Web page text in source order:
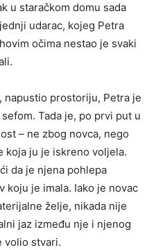
u staračkom domu sada
udarac, kojeg Petra
očima nestao je svaki
napustio prostoriju, Petra je
Tada je, po prvi put u
– ne zbog novca, nego
koja ju je iskreno voljela.
da je njena pohlepa
koju je imala. Iako je novac
želje, nikada nije
jaz između nje i njenog
volio stvari.